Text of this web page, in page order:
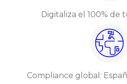
Digitaliza el 100% de
Compliance global: